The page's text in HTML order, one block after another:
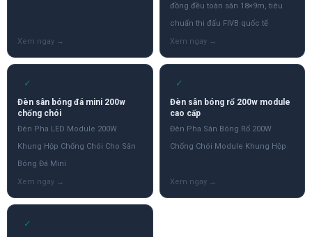
đồng đều toàn sân 18×9m, tiêu
chuẩn thi đấu FIVB quốc tế
✓
Đèn sân bóng đá mini 200w
chống chói
Đèn Pha LED Module 200W
Khung Hộp Chống Chói Cho Sân
Bóng Đá Mini
✓
Đèn sân bóng rổ 200w module
cao cấp
Đèn Pha Sân Bóng Rổ 200W
Chống Chói Module Khung Hộp
✓